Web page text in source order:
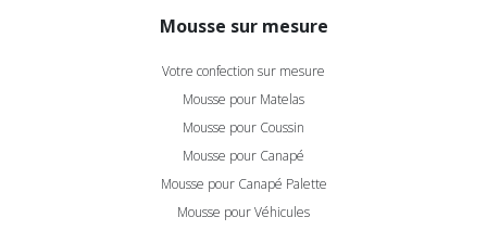
Mousse sur mesure
Votre confection sur mesure
Mousse pour Matelas
Mousse pour Coussin
Mousse pour Canapé
Mousse pour Canapé Palette
Mousse pour Véhicules